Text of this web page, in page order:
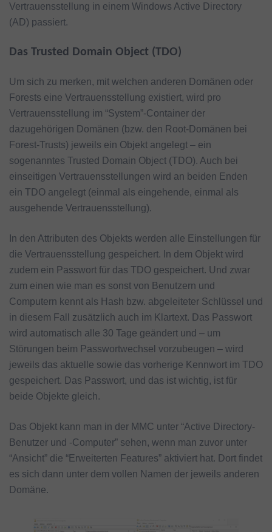
Vertrauensstellung in einem Windows Active Directory
(AD) passiert.
Das Trusted Domain Object (TDO)
Um sich zu merken, mit welchen anderen Domänen oder
Forests eine Vertrauensstellung existiert, wird pro
Vertrauensstellung im “System”-Container der
dazugehörigen Domänen (bzw. den Root-Domänen bei
Forest-Trusts) jeweils ein Objekt angelegt – ein
sogenanntes Trusted Domain Object (TDO). Auch bei
einseitigen Vertrauensstellungen wird an beiden Enden
ein TDO angelegt (einmal als eingehende, einmal als
ausgehende Vertrauensstellung).
In den Attributen des Objekts werden alle Einstellungen für
die Vertrauensstellung gespeichert. In dem Objekt wird
zudem ein Passwort für das TDO gespeichert. Und zwar
zum einen wie man es sonst von Benutzern und
Computern kennt als Hash bzw. abgeleiteter Schlüssel und
in diesem Fall zusätzlich auch im Klartext. Das Passwort
wird automatisch alle 30 Tage geändert und – um
Störungen beim Passwortwechsel vorzubeugen – wird
jeweils das aktuelle sowie das vorherige Kennwort im TDO
gespeichert. Das Passwort, und das ist wichtig, ist für
beide Objekte gleich.
Das Objekt kann man in der MMC unter “Active Directory-
Benutzer und -Computer” sehen, wenn man zuvor unter
“Ansicht” die “Erweiterten Features” aktiviert hat. Dort findet
es sich dann unter dem vollen Namen der jeweils anderen
Domäne.